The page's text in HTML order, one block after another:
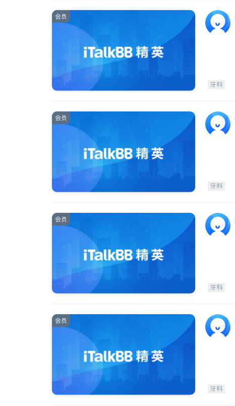
会员
牙科
会员
牙科
会员
牙科
会员
牙科